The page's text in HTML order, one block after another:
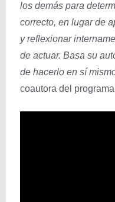
los demás para
correcto, en lugar de
y reflexionar
de actuar. Basa su
de hacerlo en sí
coautora del